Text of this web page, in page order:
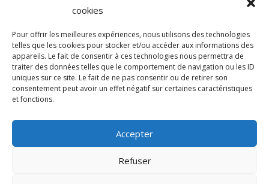
cookies
Pour offrir les meilleures expériences, nous utilisons des technologies
telles que les cookies pour stocker et/ou accéder aux informations des
appareils. Le fait de consentir à ces technologies nous permettra de
traiter des données telles que le comportement de navigation ou les ID
uniques sur ce site. Le fait de ne pas consentir ou de retirer son
consentement peut avoir un effet négatif sur certaines caractéristiques
et fonctions.
Accepter
Refuser
Si tu souhaites
Rocknfool, n'hésite
pas à nous envoyer
tes chroniques de
concerts, de films,
séries ou des billets
d'humeur :
net